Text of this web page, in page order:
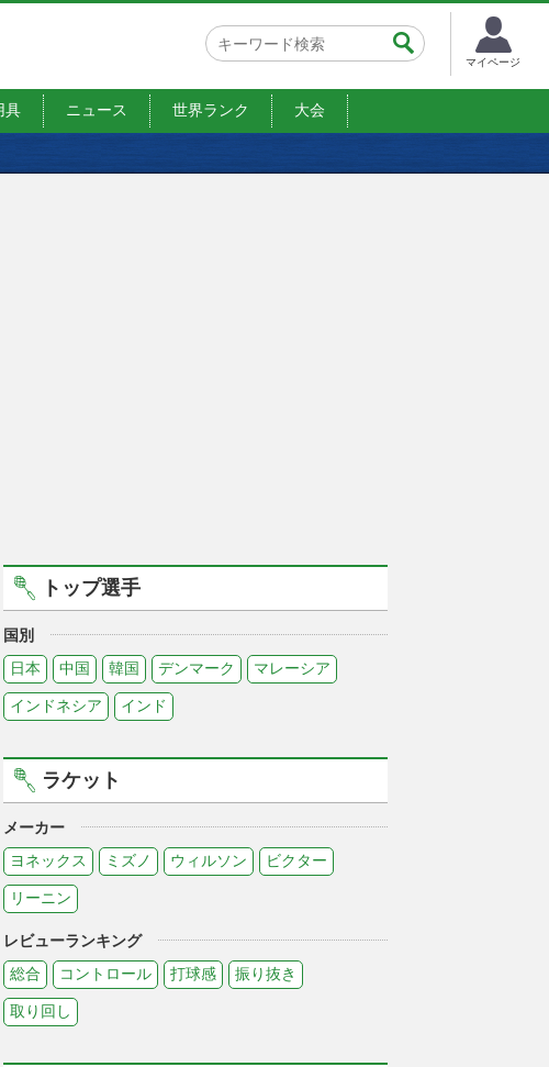
マイページ
具 ニュース 世界ランク 大会
トップ選手
国別
日本
中国 韓国 デンマーク マレーシア
インドネシア インド
ラケット
メーカー
ヨネックス
ミズノ ウィルソン ビクター
リーニン
レビューランキング
総合
コントロール 打球感 振り抜き
取り回し